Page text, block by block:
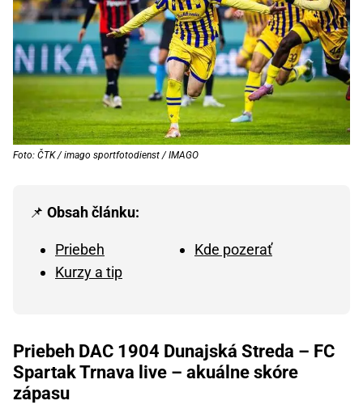
Foto: ČTK / imago sportfotodienst / IMAGO
📌 Obsah článku:
Priebeh
Kde pozerať
Kurzy a tip
Priebeh DAC 1904 Dunajská Streda – FC
Spartak Trnava live – akuálne skóre
zápasu